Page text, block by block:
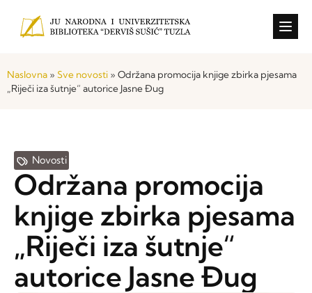
Naslovna » Sve novosti » Održana promocija knjige zbirka pjesama
„Riječi iza šutnje“ autorice Jasne Đug
Novosti
Održana promocija
knjige zbirka pjesama
„Riječi iza šutnje“
autorice Jasne Đug